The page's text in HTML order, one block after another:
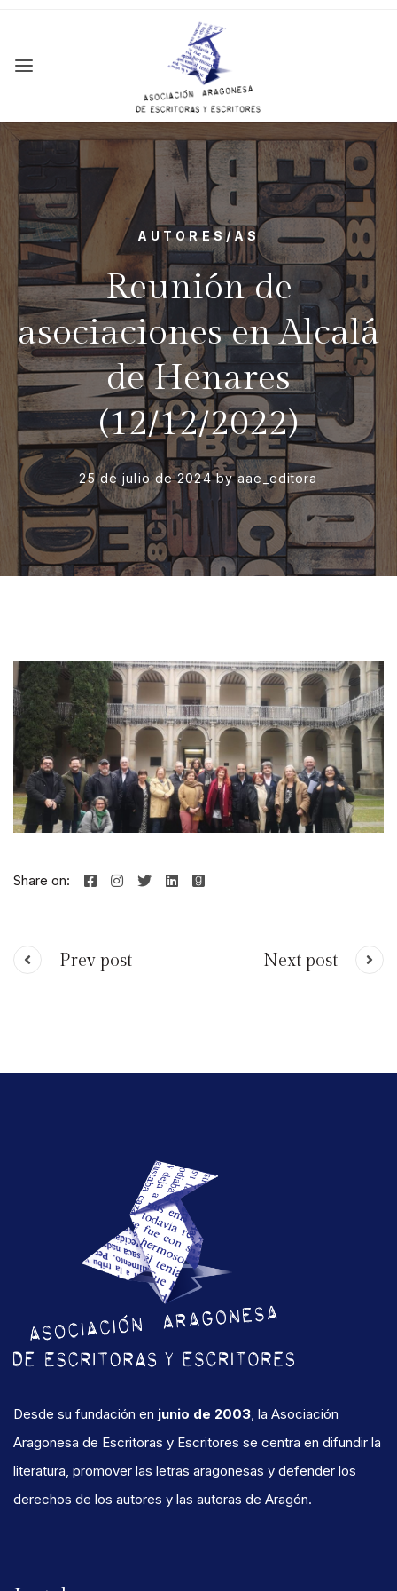
AUTORES/AS
Reunión de
asociaciones en Alcalá
de Henares
(12/12/2022)
25 de julio de 2024 byaae_editora
Share on:
Prev post Next post
Desde su fundación en junio de 2003 , la Asociación
Aragonesa de Escritoras y Escritores se centra en difundir la
literatura, promover las letras aragonesas y defender los
derechos de los autores y las autoras de Aragón.